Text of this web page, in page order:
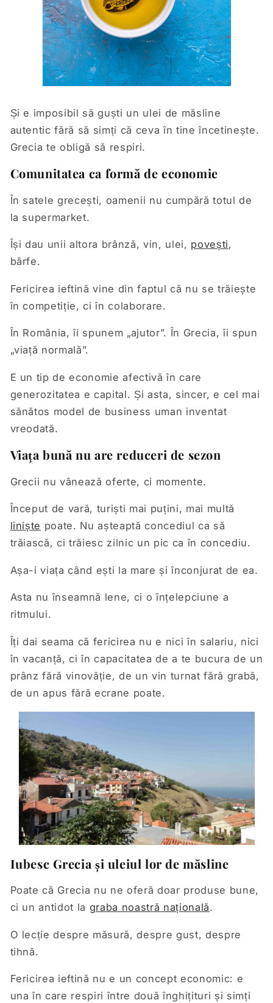
Și e imposibil să guști un ulei de măsline
autentic fără să simți că ceva în tine încetinește.
Grecia te obligă să respiri.
Comunitatea ca formă de economie
În satele grecești, oamenii nu cumpără totul de
la supermarket.
Își dau unii altora brânză, vin, ulei, povești,
bârfe.
Fericirea ieftină vine din faptul că nu se trăiește
în competiție, ci în colaborare.
În România, îi spunem „ajutor”. În Grecia, îi spun
„viață normală”.
E un tip de economie afectivă în care
generozitatea e capital. Și asta, sincer, e cel mai
sănătos model de business uman inventat
vreodată.
Viața bună nu are reduceri de sezon
Grecii nu vânează oferte, ci momente.
Început de vară, turiști mai puțini, mai multă
liniște poate. Nu așteaptă concediul ca să
trăiască, ci trăiesc zilnic un pic ca în concediu.
Așa-i viața când ești la mare și înconjurat de ea.
Asta nu înseamnă lene, ci o înțelepciune a
ritmului.
Îți dai seama că fericirea nu e nici în salariu, nici
în vacanță, ci în capacitatea de a te bucura de un
prânz fără vinovăție, de un vin turnat fără grabă,
de un apus fără ecrane poate.
Iubesc Grecia și uleiul lor de măsline
Poate că Grecia nu ne oferă doar produse bune,
ci un antidot la graba noastră națională.
O lecție despre măsură, despre gust, despre
tihnă.
Fericirea ieftină nu e un concept economic: e
una în care respiri între două înghițituri și simți